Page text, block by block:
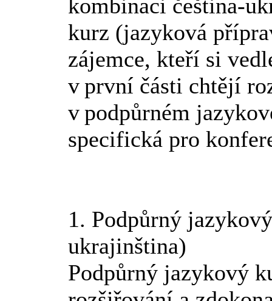
kombinaci čeština-
kurz (jazyková
zájemce, kteří si
v první části chtějí
v podpůrném
specifická pro
1. Podpůrný
ukrajinština)
Podpůrný jazykový